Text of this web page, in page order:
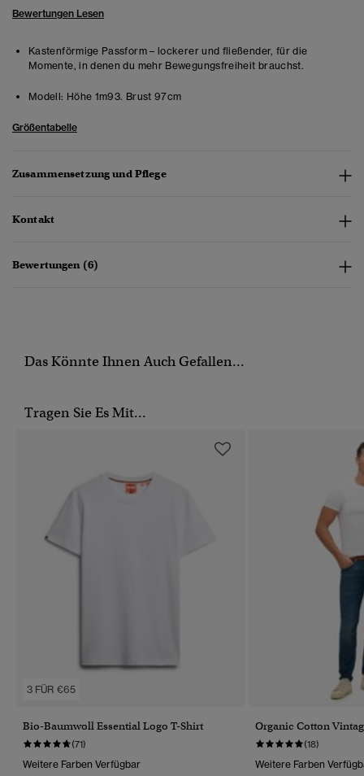
Bewertungen Lesen
Kastenförmige Passform – lockerer und fließender, für die
Momente, in denen du mehr Bewegungsfreiheit brauchst.
Modell: Höhe 1m93. Brust 97cm
Größentabelle
Zusammensetzung und Pflege
Kontakt
Bewertungen (6)
Das Könnte Ihnen Auch Gefallen...
Tragen Sie Es Mit...
3 FÜR €65
Bio-Baumwoll Essential Logo T-Shirt
(71)
Weitere Farben Verfügbar
Organic Cotton
(18)
Weitere Farben